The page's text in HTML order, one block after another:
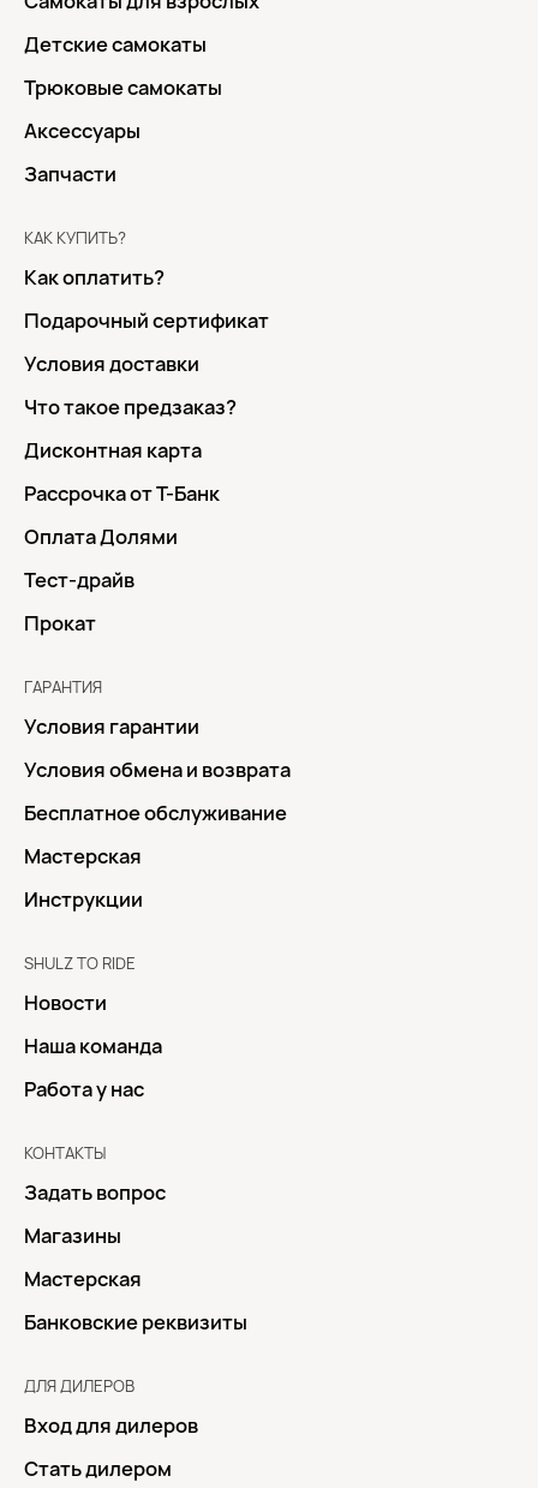
Детские самокаты
Трюковые самокаты
Аксессуары
Запчасти
КАК КУПИТЬ?
Как оплатить?
Подарочный сертификат
Условия доставки
Что такое предзаказ?
Дисконтная карта
Рассрочка от Т-Банк
Оплата Долями
Тест-драйв
Прокат
ГАРАНТИЯ
Условия гарантии
Условия обмена и возврата
Бесплатное обслуживание
Мастерская
Инструкции
SHULZ TO RIDE
Новости
Наша команда
Работа у нас
КОНТАКТЫ
Задать вопрос
Магазины
Мастерская
Банковские реквизиты
ДЛЯ ДИЛЕРОВ
Вход для дилеров
Стать дилером